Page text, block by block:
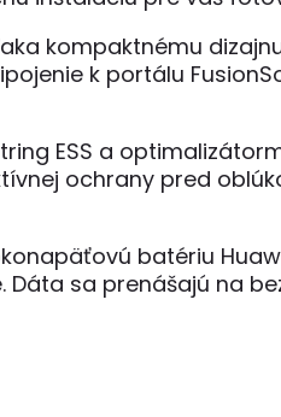
kompaktnému
k portálu
ESS a
ochrany pred
batériu
sa prenášajú na